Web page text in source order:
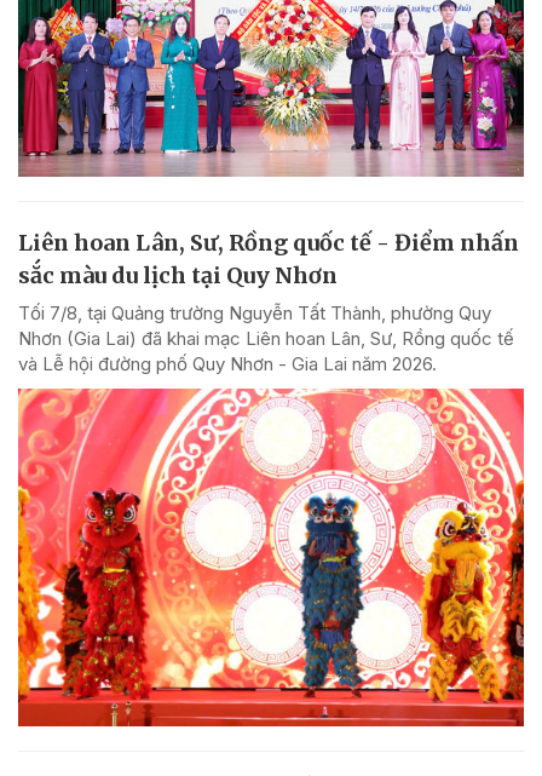
Liên hoan Lân, Sư, Rồng quốc tế - Điểm nhấn
sắc màu du lịch tại Quy Nhơn
Tối 7/8, tại Quảng trường Nguyễn Tất Thành, phường Quy
Nhơn (Gia Lai) đã khai mạc Liên hoan Lân, Sư, Rồng quốc tế
và Lễ hội đường phố Quy Nhơn - Gia Lai năm 2026.